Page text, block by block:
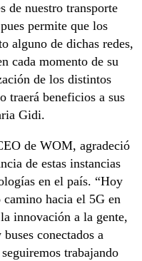
de nuestro transporte
permite que los
alguno de dichas redes,
cada momento de su
de los distintos
traerá beneficios a sus
Gidi.
de WOM, agradeció
de estas instancias
en el país. “Hoy
camino hacia el 5G en
innovación a la gente,
conectados a
trabajando